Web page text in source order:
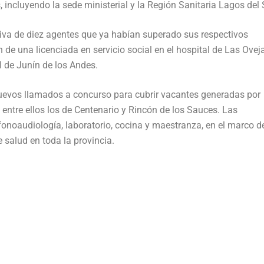
la sede ministerial y la Región Sanitaria Lagos del
de diez agentes que ya habían superado sus respectivos
una licenciada en servicio social en el hospital de Las
Junín de los Andes.
llamados a concurso para cubrir vacantes generadas por
ellos los de Centenario y Rincón de los Sauces. Las
laboratorio, cocina y maestranza, en el marco
salud en toda la provincia.